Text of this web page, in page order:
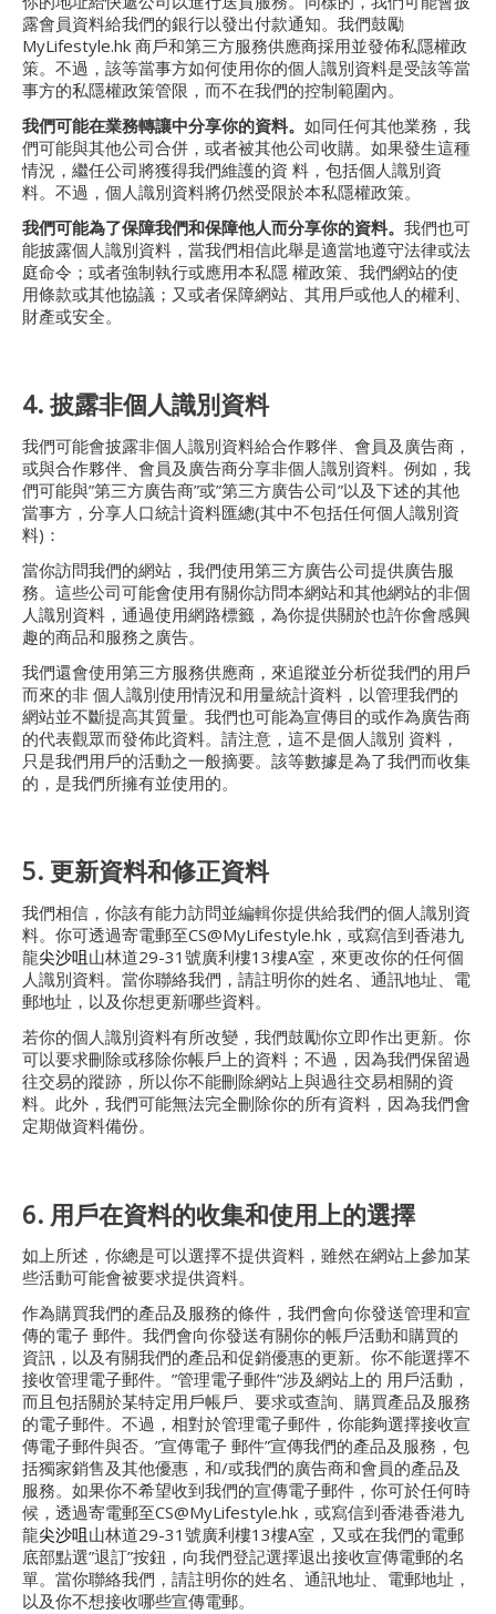
露會員資料給我們的銀行以發出付款通知。我們鼓勵
MyLifestyle.hk 商戶和第三方服務供應商採用並發佈私隱權政
策。不過，該等當事方如何使用你的個人識別資料是受該等當
事方的私隱權政策管限，而不在我們的控制範圍內。
我們可能在業務轉讓中分享你的資料。 如同任何其他業務，我
們可能與其他公司合併，或者被其他公司收購。如果發生這種
情況，繼任公司將獲得我們維護的資 料，包括個人識別資
料。不過，個人識別資料將仍然受限於本私隱權政策。
我們可能為了保障我們和保障他人而分享你的資料。 我們也可
能披露個人識別資料，當我們相信此舉是適當地遵守法律或法
庭命令；或者強制執行或應用本私隱 權政策、我們網站的使
用條款或其他協議；又或者保障網站、其用戶或他人的權利、
財產或安全。
4. 披露非個人識別資料
我們可能會披露非個人識別資料給合作夥伴、會員及廣告商，
或與合作夥伴、會員及廣告商分享非個人識別資料。例如，我
們可能與”第三方廣告商”或”第三方廣告公司”以及下述的其他
當事方，分享人口統計資料匯總(其中不包括任何個人識別資
料)：
當你訪問我們的網站，我們使用第三方廣告公司提供廣告服
務。這些公司可能會使用有關你訪問本網站和其他網站的非個
人識別資料，通過使用網路標籤，為你提供關於也許你會感興
趣的商品和服務之廣告。
我們還會使用第三方服務供應商，來追蹤並分析從我們的用戶
而來的非 個人識別使用情況和用量統計資料，以管理我們的
網站並不斷提高其質量。我們也可能為宣傳目的或作為廣告商
的代表觀眾而發佈此資料。請注意，這不是個人識別 資料，
只是我們用戶的活動之一般摘要。該等數據是為了我們而收集
的，是我們所擁有並使用的。
5. 更新資料和修正資料
我們相信，你該有能力訪問並編輯你提供給我們的個人識別資
料。你可透過寄電郵至CS@MyLifestyle.hk，或寫信到香港九
龍尖沙咀山林道29-31號廣利樓13樓A室，來更改你的任何個
人識別資料。當你聯絡我們，請註明你的姓名、通訊地址、電
郵地址，以及你想更新哪些資料。
若你的個人識別資料有所改變，我們鼓勵你立即作出更新。你
可以要求刪除或移除你帳戶上的資料；不過，因為我們保留過
往交易的蹤跡，所以你不能刪除網站上與過往交易相關的資
料。此外，我們可能無法完全刪除你的所有資料，因為我們會
定期做資料備份。
6. 用戶在資料的收集和使用上的選擇
如上所述，你總是可以選擇不提供資料，雖然在網站上參加某
些活動可能會被要求提供資料。
作為購買我們的產品及服務的條件，我們會向你發送管理和宣
傳的電子 郵件。我們會向你發送有關你的帳戶活動和購買的
資訊，以及有關我們的產品和促銷優惠的更新。你不能選擇不
接收管理電子郵件。”管理電子郵件”涉及網站上的 用戶活動，
而且包括關於某特定用戶帳戶、要求或查詢、購買產品及服務
的電子郵件。不過，相對於管理電子郵件，你能夠選擇接收宣
傳電子郵件與否。”宣傳電子 郵件”宣傳我們的產品及服務，包
括獨家銷售及其他優惠，和/或我們的廣告商和會員的產品及
服務。如果你不希望收到我們的宣傳電子郵件，你可於任何時
候，透過寄電郵至CS@MyLifestyle.hk，或寫信到香港香港九
龍尖沙咀山林道29-31號廣利樓13樓A室，又或在我們的電郵
底部點選”退訂”按鈕，向我們登記選擇退出接收宣傳電郵的名
單。當你聯絡我們，請註明你的姓名、通訊地址、電郵地址，
以及你不想接收哪些宣傳電郵。